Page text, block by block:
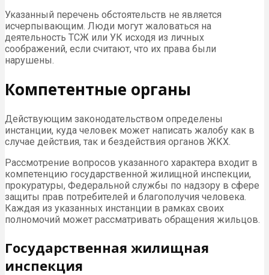
Указанный перечень обстоятельств не является
исчерпывающим. Люди могут жаловаться на
деятельность ТСЖ или УК исходя из личных
соображений, если считают, что их права были
нарушены.
Компетентные органы
Действующим законодательством определены
инстанции, куда человек может написать жалобу как в
случае действия, так и бездействия органов ЖКХ.
Рассмотрение вопросов указанного характера входит в
компетенцию государственной жилищной инспекции,
прокуратуры, Федеральной службы по надзору в сфере
защиты прав потребителей и благополучия человека.
Каждая из указанных инстанции в рамках своих
полномочий может рассматривать обращения жильцов.
Государственная жилищная
инспекция